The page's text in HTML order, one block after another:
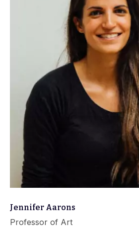
Jennifer Aarons
Professor of Art